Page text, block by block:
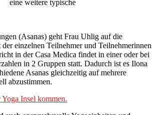
eine weitere typische
(Asanas) geht Frau Uhlig auf die
einzelnen Teilnehmer und Teilnehmerinnen
in der Casa Medica findet in einer oder bei
in 2 Gruppen statt. Dadurch ist es Ilona
Asanas gleichzeitig auf mehrere
abzustimmen.
Insel kommen.